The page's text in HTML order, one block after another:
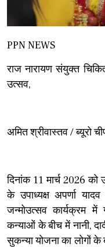
PPN NEWS
राज नारायण संयुक्त
उत्सव,
अमित श्रीवास्तव
दिनांक 11 मार्च 2026
के उपाध्यक्ष अपर्णा
जन्मोउत्सव कार्यक्रम में
कन्याओं के बीच में नानी,
सुकन्या योजना का लोगों के